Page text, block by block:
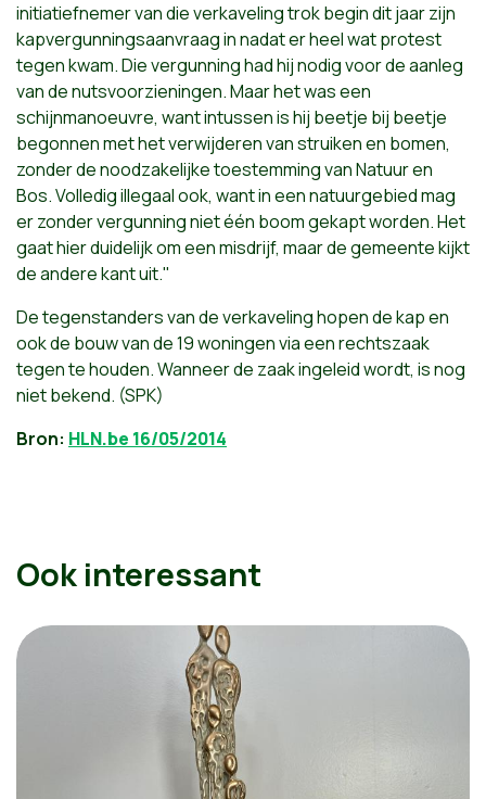
initiatiefnemer van die verkaveling trok begin dit jaar zijn
kapvergunningsaanvraag in nadat er heel wat protest
tegen kwam. Die vergunning had hij nodig voor de aanleg
van de nutsvoorzieningen. Maar het was een
schijnmanoeuvre, want intussen is hij beetje bij beetje
begonnen met het verwijderen van struiken en bomen,
zonder de noodzakelijke toestemming van Natuur en
Bos. Volledig illegaal ook, want in een natuurgebied mag
er zonder vergunning niet één boom gekapt worden. Het
gaat hier duidelijk om een misdrijf, maar de gemeente kijkt
de andere kant uit."
De tegenstanders van de verkaveling hopen de kap en
ook de bouw van de 19 woningen via een rechtszaak
tegen te houden. Wanneer de zaak ingeleid wordt, is nog
niet bekend. (SPK)
Bron: HLN.be 16/05/2014
Ook interessant